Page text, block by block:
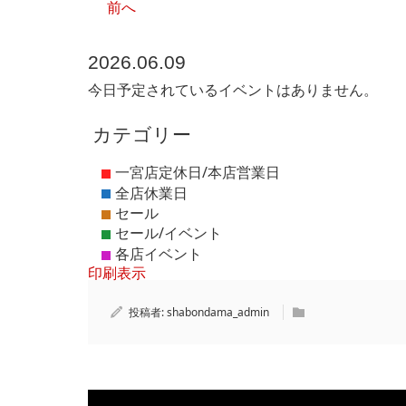
前へ
2026.06.09
今日予定されているイベントはありません。
カテゴリー
印刷表示
投稿者:shabondama_admin